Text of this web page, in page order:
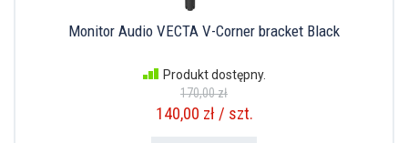
Monitor Audio VECTA V-Corner bracket Black
Produkt dostępny.
170,00 zł
140,00 zł / szt.